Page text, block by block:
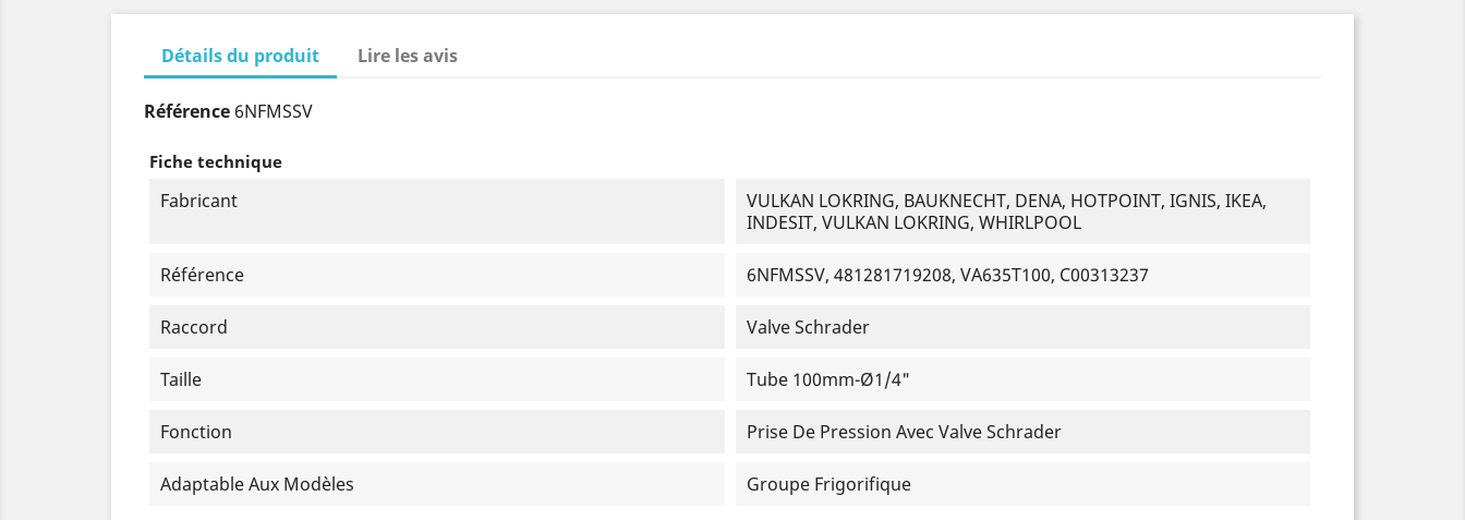
Détails du produit Lire les avis
Référence 6NFMSSV
Fiche technique
Fabricant
VULKAN LOKRING, BAUKNECHT, DENA, HOTPOINT, IGNIS, IKEA,
INDESIT, VULKAN LOKRING, WHIRLPOOL
Référence 6NFMSSV, 481281719208, VA635T100, C00313237
Raccord Valve Schrader
Taille Tube 100mm-Ø1/4"
Fonction Prise De Pression Avec Valve Schrader
Adaptable Aux Modèles Groupe Frigorifique